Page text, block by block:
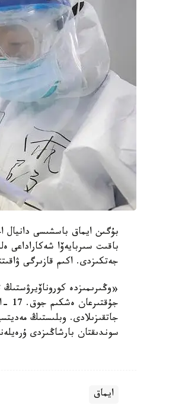
بۇگىن ايماق باسشىسى دانيال
باقىت سىربايەۆا شەكاراداعى
جەتكىزدى. اكىم قازىرگى
«وڭىرىمىزدە
جاتقىزىلادى. وبلىستىڭ
سوندىقتان بارشاڭىزدى
ايماق